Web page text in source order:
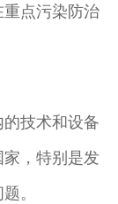
点污染防治
技术和设备
，特别是发
。